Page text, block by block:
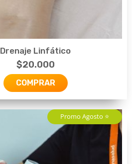
Drenaje Linfático
$20.000
COMPRAR
Promo Agosto ⭐️